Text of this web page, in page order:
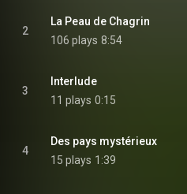
2
La Peau de Chagrin
106 plays 8:54
3
Interlude
11 plays 0:15
4
Des pays mystérieux
15 plays 1:39